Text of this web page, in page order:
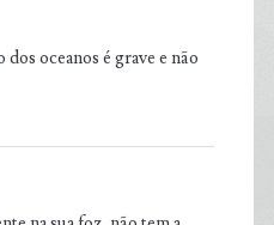
oceanos é grave e não